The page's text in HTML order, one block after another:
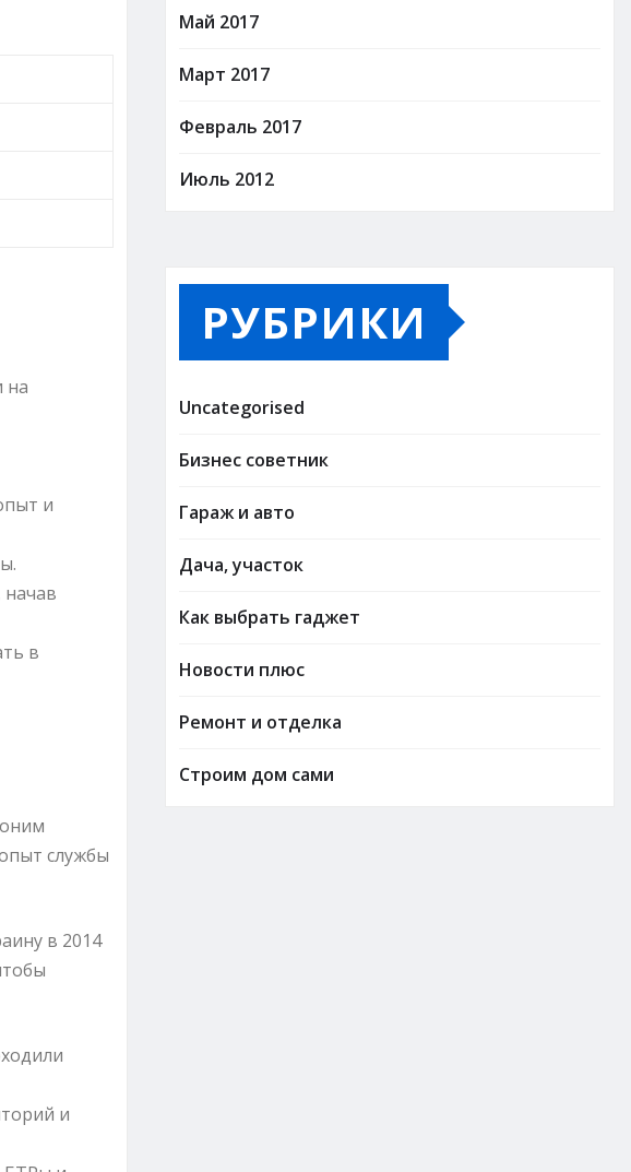
на
и
в
службы
в 2014
и
Май 2017
Март 2017
Февраль 2017
Июль 2012
РУБРИКИ
Uncategorised
Бизнес советник
Гараж и авто
Дача, участок
Как выбрать гаджет
Новости плюс
Ремонт и отделка
Строим дом сами